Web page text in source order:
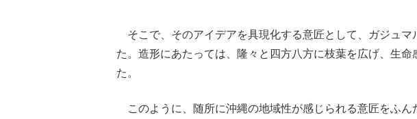
そこで、そのアイデアを具現化する意匠として、ガジュマ
た。造形にあたっては、隆々と四方八方に枝葉を広げ、生
た。
このように、随所に沖縄の地域性が感じられる意匠をふん